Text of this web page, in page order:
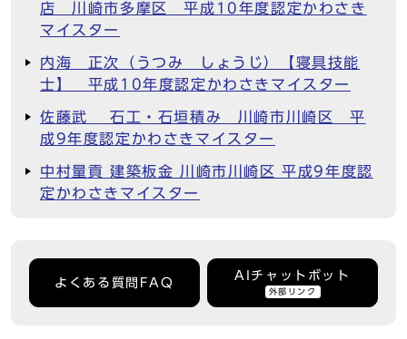
店 川崎市多摩区 平成10年度認定かわさき
マイスター
内海 正次（うつみ しょうじ）【寝具技能
士】 平成10年度認定かわさきマイスター
佐藤武 石工・石垣積み 川崎市川崎区 平
成9年度認定かわさきマイスター
中村量貢 建築板金 川崎市川崎区 平成9年度認
定かわさきマイスター
よくある質問FAQ
AIチャットボット
外部リンク